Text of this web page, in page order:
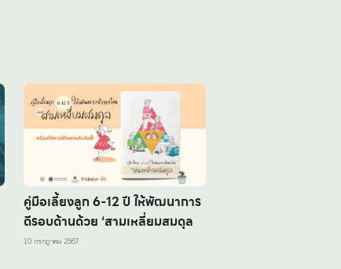
คู่มือเลี้ยงลูก 6-12 ปี ให้พัฒนาการ
ดีรอบด้านด้วย ‘สามเหลี่ยมสมดุล
10 กรกฎาคม 2567